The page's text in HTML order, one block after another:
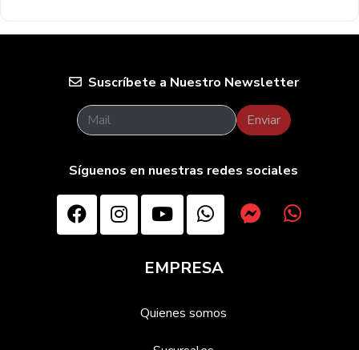
Suscríbete a Nuestro Newsletter
Enviar
Síguenos en nuestras redes sociales
EMPRESA
Quienes somos